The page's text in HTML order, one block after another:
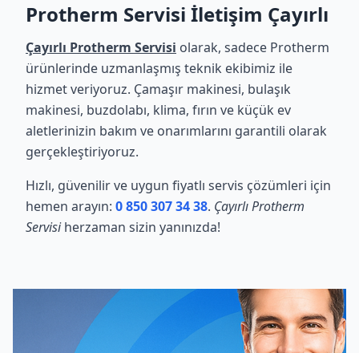
Protherm Servisi İletişim Çayırlı
Çayırlı Protherm Servisi olarak, sadece Protherm
ürünlerinde uzmanlaşmış teknik ekibimiz ile
hizmet veriyoruz. Çamaşır makinesi, bulaşık
makinesi, buzdolabı, klima, fırın ve küçük ev
aletlerinizin bakım ve onarımlarını garantili olarak
gerçekleştiriyoruz.
Hızlı, güvenilir ve uygun fiyatlı servis çözümleri için
hemen arayın: 0 850 307 34 38. Çayırlı Protherm
Servisiherzaman sizin yanınızda!